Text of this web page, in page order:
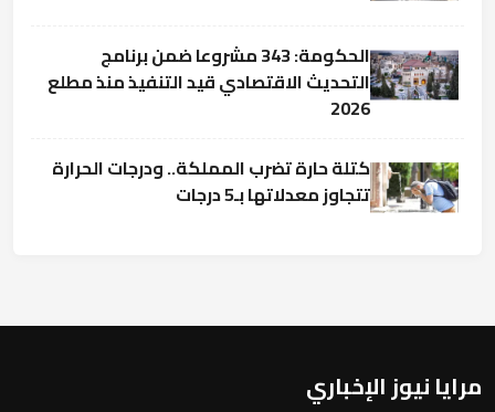
الحكومة: 343 مشروعا ضمن برنامج
التحديث الاقتصادي قيد التنفيذ منذ مطلع
2026
كتلة حارة تضرب المملكة.. ودرجات الحرارة
تتجاوز معدلاتها بـ5 درجات
مرايا نيوز الإخباري